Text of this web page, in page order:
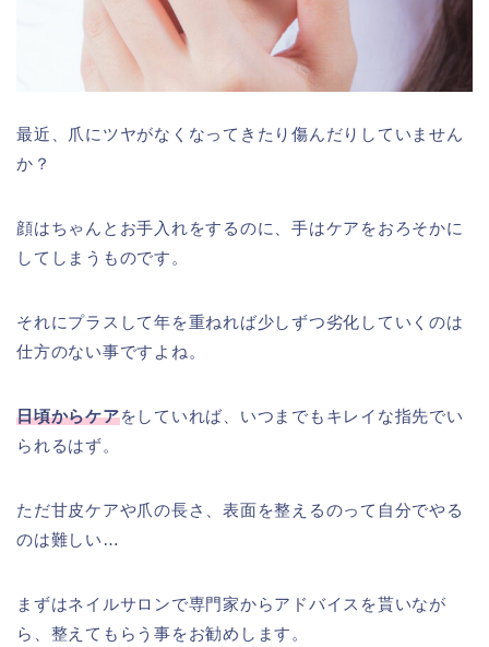
最近、爪にツヤがなくなってきたり傷んだりしていません
か？
顔はちゃんとお手入れをするのに、手はケアをおろそかに
してしまうものです。
それにプラスして年を重ねれば少しずつ劣化していくのは
仕方のない事ですよね。
日頃からケアをしていれば、いつまでもキレイな指先でい
られるはず。
ただ甘皮ケアや爪の長さ、表面を整えるのって自分でやる
のは難しい…
まずはネイルサロンで専門家からアドバイスを貰いなが
ら、整えてもらう事をお勧めします。